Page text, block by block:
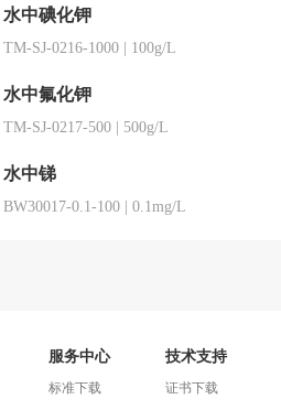
水中碘化钾
TM-SJ-0216-1000 100g/L
水中氟化钾
TM-SJ-0217-500 500g/L
水中锑
BW30017-0.1-100 0.1mg/L
服务中心
标准下载
技术支持
证书下载